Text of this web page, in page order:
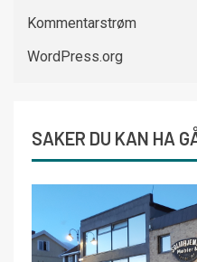
Kommentarstrøm
WordPress.org
SAKER DU KAN HA